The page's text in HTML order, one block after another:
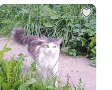
область